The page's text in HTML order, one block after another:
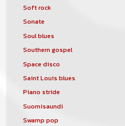
Soft rock
Sonate
Soul blues
Southern gospel
Space disco
Saint Louis blues
Piano stride
Suomisaundi
Swamp pop